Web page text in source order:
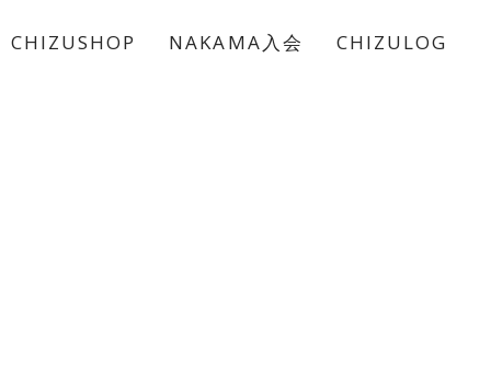
CHIZUSHOP NAKAMA入会 CHIZULOG